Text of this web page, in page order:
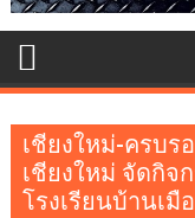
เชียงใหม่-ครบร
เชียงใหม่ จัดกิจ
โรงเรียนบ้านเมื